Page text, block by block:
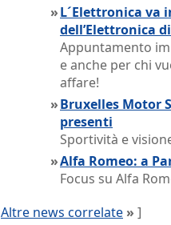
»L´Elettronica va
dell’Elettronica
Appuntamento
e anche per chi
affare!
»Bruxelles Motor
presenti
Sportività e
»Alfa Romeo: a
Focus su Alfa
Altre news correlate » ]